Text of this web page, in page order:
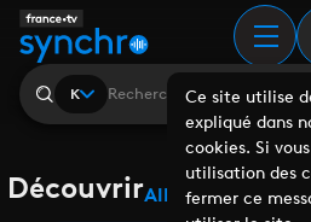
K
DécouvrirAlbumsPlaylists
Ce site utilise
expliqué dans
cookies. Si
utilisation des
fermer ce